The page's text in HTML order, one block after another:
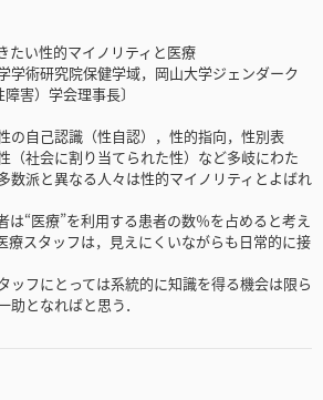
たい性的マイノリティと医療
学術研究院保健学域，岡山大学ジェンダーク
害）学会理事長〕
の自己認識（性自認），性的指向，性別表
（社会に割り当てられた性）など多岐にわた
数派と異なる人々は性的マイノリティとよばれ
は“医療”を利用する患者の数％を占めると考え
療スタッフは，見えにくいながらも日常的に接
ッフにとっては系統的に知識を得る機会は限ら
となればと思う．